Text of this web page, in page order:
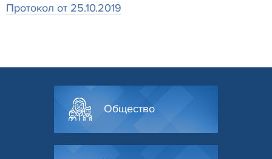
Протокол от 25.10.2019
Общество